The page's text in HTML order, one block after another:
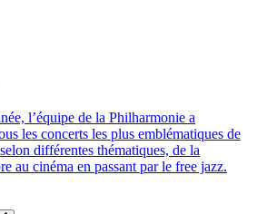
l’équipe de la Philharmonie a
les concerts les plus emblématiques de
différentes thématiques, de la
au cinéma en passant par le free jazz.